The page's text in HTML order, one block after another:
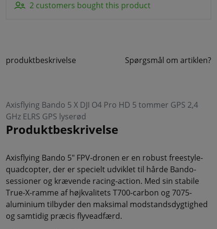
2 customers bought this product
produktbeskrivelse Spørgsmål om artiklen?
Axisflying Bando 5 X DJI O4 Pro HD 5 tommer GPS 2,4
GHz ELRS GPS lyserød
Produktbeskrivelse
Axisflying Bando 5" FPV-dronen er en robust freestyle-
quadcopter, der er specielt udviklet til hårde Bando-
sessioner og krævende racing-action. Med sin stabile
True-X-ramme af højkvalitets T700-carbon og 7075-
aluminium tilbyder den maksimal modstandsdygtighed
og samtidig præcis flyveadfærd.